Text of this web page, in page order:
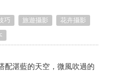
巧 旅遊攝影
花卉攝影
配湛藍的天空，微風吹過的